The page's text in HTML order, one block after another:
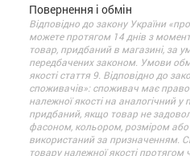
Повернення і обмін
Відповідно до закону України
можете протягом 14 днів з
товар, придбаний в магазині, за
передбачених законом. Умови
якості стаття 9. Відповідно до
споживачів»: споживач має
належної якості на аналогічний у
придбаний, якщо товар не
фасоном, кольором, розміром
використаний за призначенням.
товару належної якості